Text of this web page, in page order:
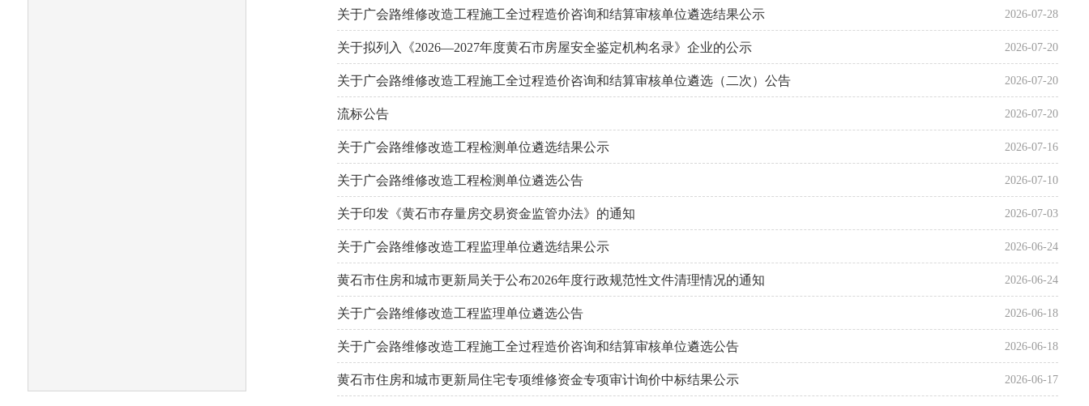
2026-07-28
关于广会路维修改造工程施工全过程造价咨询和结算审核单位遴选结果公示
2026-07-20
关于拟列入《2026—2027年度黄石市房屋安全鉴定机构名录》企业的公示
2026-07-20
关于广会路维修改造工程施工全过程造价咨询和结算审核单位遴选（二次）公告
2026-07-20
流标公告
2026-07-16
关于广会路维修改造工程检测单位遴选结果公示
2026-07-10
关于广会路维修改造工程检测单位遴选公告
2026-07-03
关于印发《黄石市存量房交易资金监管办法》的通知
2026-06-24
关于广会路维修改造工程监理单位遴选结果公示
2026-06-24
黄石市住房和城市更新局关于公布2026年度行政规范性文件清理情况的通知
2026-06-18
关于广会路维修改造工程监理单位遴选公告
2026-06-18
关于广会路维修改造工程施工全过程造价咨询和结算审核单位遴选公告
2026-06-17
黄石市住房和城市更新局住宅专项维修资金专项审计询价中标结果公示